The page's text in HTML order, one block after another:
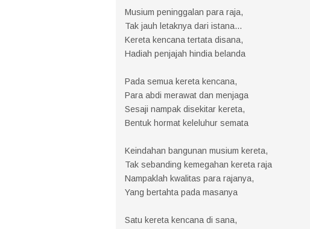
Musium peninggalan para raja,
Tak jauh letaknya dari istana...
Kereta kencana tertata disana,
Hadiah penjajah hindia belanda
Pada semua kereta kencana,
Para abdi merawat dan menjaga
Sesaji nampak disekitar kereta,
Bentuk hormat keleluhur semata
Keindahan bangunan musium kereta,
Tak sebanding kemegahan kereta raja
Nampaklah kwalitas para rajanya,
Yang bertahta pada masanya
Satu kereta kencana di sana,